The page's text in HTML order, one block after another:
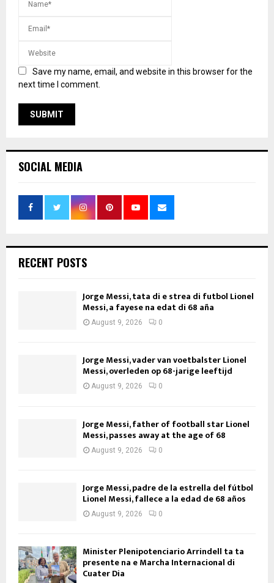
Save my name, email, and website in this browser for the
next time I comment.
SOCIAL MEDIA
RECENT POSTS
Jorge Messi, tata di e strea di futbol Lionel
Messi, a fayese na edat di 68 aña
August 9, 2026 0
Jorge Messi, vader van voetbalster Lionel
Messi, overleden op 68-jarige leeftijd
August 9, 2026 0
Jorge Messi, father of football star Lionel
Messi, passes away at the age of 68
August 9, 2026 0
Jorge Messi, padre de la estrella del fútbol
Lionel Messi, fallece a la edad de 68 años
August 9, 2026 0
Minister Plenipotenciario Arrindell ta ta
presente na e Marcha Internacional di
Cuater Dia